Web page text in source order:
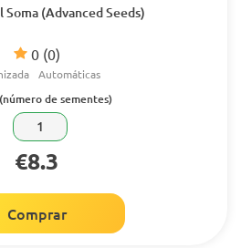
(Advanced Seeds)
0 (0)
Automáticas
de sementes)
1
€8.3
Comprar